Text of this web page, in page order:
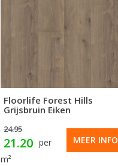
Floorlife Forest Hills
Grijsbruin Eiken
24.95
21.20 per
m²
MEER INFO